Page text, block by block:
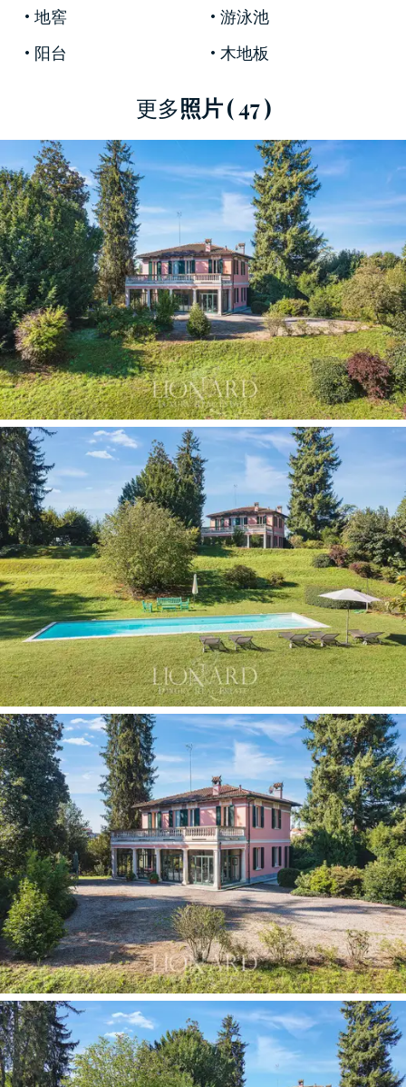
主屋建於20世紀初，1992年進行了重大整修，擴
大了原有結構。專為歡迎客人而設計的接待室位
於底樓，設有浴室，並配有帶臥室和洗衣房的備
用睡眠區。幾十年來完美保存的珍貴時期材料點
綴著室內空間，所有裝飾都裝飾著描繪各種設計
的精美手繪圖。
附屬建築添加到主別墅中，提供了另外400 平方
米的居住面積：建於1999 年，是一座新建建築，
有四間臥室，構成專門用於休息的主區，還有六
間浴室和一間附洗衣房的備用房間。如有需要，
主、副別墅均可加高一層。該土地部分可建設，
還有足夠的空間建造第三棟建築，總面積高達 500
平方米。
主莊園前還有一塊 5,000 平方米的圍欄土地，有一
個獨立的街道入口，提供了建造大型停車場的所
有空間。
這棟待售的豪華房產以其優雅的時代風格而輝
煌，提供您在科莫湖郊區鬱鬱蔥蔥的大自然中放
鬆身心所需的一切，並且地理位置優越，可輕鬆
前往米蘭市和馬爾彭薩國際機場。
地窖
游泳池
阳台
木地板
更多照片( 47 )